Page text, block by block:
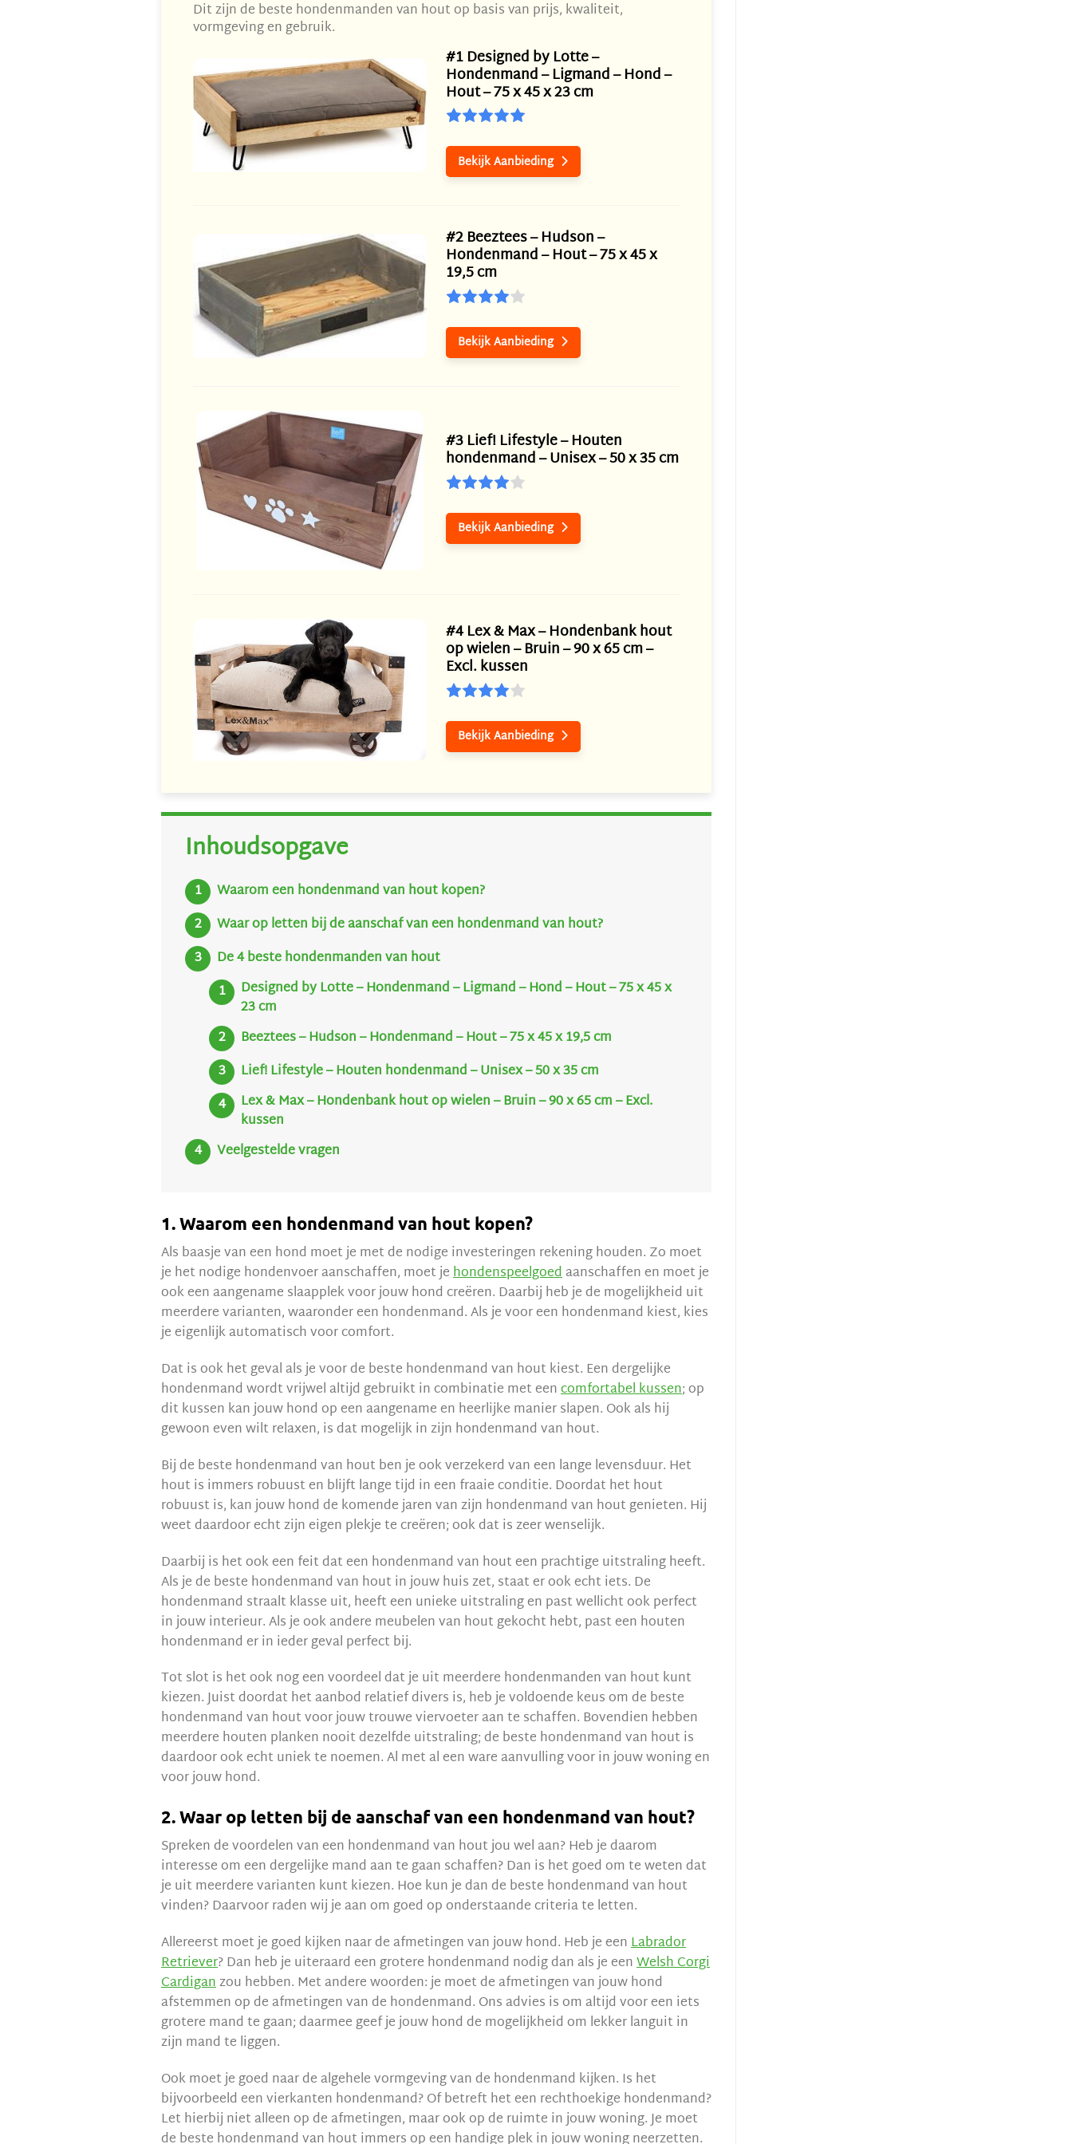
Dit zijn de beste hondenmanden van hout op basis van prijs, kwaliteit,
vormgeving en gebruik.
#1 Designed by Lotte –
Hondenmand – Ligmand – Hond –
Hout – 75 x 45 x 23 cm
Bekijk Aanbieding 
#2 Beeztees – Hudson –
Hondenmand – Hout – 75 x 45 x
19,5 cm
Bekijk Aanbieding 
#3 Lief! Lifestyle – Houten
hondenmand – Unisex – 50 x 35 cm
Bekijk Aanbieding 
#4 Lex & Max – Hondenbank hout
op wielen – Bruin – 90 x 65 cm –
Excl. kussen
Bekijk Aanbieding 
Inhoudsopgave
Waarom een hondenmand van hout kopen?
Waar op letten bij de aanschaf van een hondenmand van hout?
De 4 beste hondenmanden van hout
Designed by Lotte – Hondenmand – Ligmand – Hond – Hout – 75 x 45 x
23 cm
Beeztees – Hudson – Hondenmand – Hout – 75 x 45 x 19,5 cm
Lief! Lifestyle – Houten hondenmand – Unisex – 50 x 35 cm
Lex & Max – Hondenbank hout op wielen – Bruin – 90 x 65 cm – Excl.
kussen
Veelgestelde vragen
1. Waarom een hondenmand van hout kopen?
Als baasje van een hond moet je met de nodige investeringen rekening houden. Zo moet
je het nodige hondenvoer aanschaffen, moet jehondenspeelgoedaanschaffen en moet je
ook een aangename slaapplek voor jouw hond creëren. Daarbij heb je de mogelijkheid uit
meerdere varianten, waaronder een hondenmand. Als je voor een hondenmand kiest, kies
je eigenlijk automatisch voor comfort.
Dat is ook het geval als je voor de beste hondenmand van hout kiest. Een dergelijke
hondenmand wordt vrijwel altijd gebruikt in combinatie met eencomfortabel kussen; op
dit kussen kan jouw hond op een aangename en heerlijke manier slapen. Ook als hij
gewoon even wilt relaxen, is dat mogelijk in zijn hondenmand van hout.
Bij de beste hondenmand van hout ben je ook verzekerd van een lange levensduur. Het
hout is immers robuust en blijft lange tijd in een fraaie conditie. Doordat het hout
robuust is, kan jouw hond de komende jaren van zijn hondenmand van hout genieten. Hij
weet daardoor echt zijn eigen plekje te creëren; ook dat is zeer wenselijk.
Daarbij is het ook een feit dat een hondenmand van hout een prachtige uitstraling heeft.
Als je de beste hondenmand van hout in jouw huis zet, staat er ook echt iets. De
hondenmand straalt klasse uit, heeft een unieke uitstraling en past wellicht ook perfect
in jouw interieur. Als je ook andere meubelen van hout gekocht hebt, past een houten
hondenmand er in ieder geval perfect bij.
Tot slot is het ook nog een voordeel dat je uit meerdere hondenmanden van hout kunt
kiezen. Juist doordat het aanbod relatief divers is, heb je voldoende keus om de beste
hondenmand van hout voor jouw trouwe viervoeter aan te schaffen. Bovendien hebben
meerdere houten planken nooit dezelfde uitstraling; de beste hondenmand van hout is
daardoor ook echt uniek te noemen. Al met al een ware aanvulling voor in jouw woning en
voor jouw hond.
2. Waar op letten bij de aanschaf van een hondenmand van hout?
Spreken de voordelen van een hondenmand van hout jou wel aan? Heb je daarom
interesse om een dergelijke mand aan te gaan schaffen? Dan is het goed om te weten dat
je uit meerdere varianten kunt kiezen. Hoe kun je dan de beste hondenmand van hout
vinden? Daarvoor raden wij je aan om goed op onderstaande criteria te letten.
Allereerst moet je goed kijken naar de afmetingen van jouw hond. Heb je eenLabrador
Retriever? Dan heb je uiteraard een grotere hondenmand nodig dan als je eenWelsh Corgi
Cardiganzou hebben. Met andere woorden: je moet de afmetingen van jouw hond
afstemmen op de afmetingen van de hondenmand. Ons advies is om altijd voor een iets
grotere mand te gaan; daarmee geef je jouw hond de mogelijkheid om lekker languit in
zijn mand te liggen.
Ook moet je goed naar de algehele vormgeving van de hondenmand kijken. Is het
bijvoorbeeld een vierkanten hondenmand? Of betreft het een rechthoekige hondenmand?
Let hierbij niet alleen op de afmetingen, maar ook op de ruimte in jouw woning. Je moet